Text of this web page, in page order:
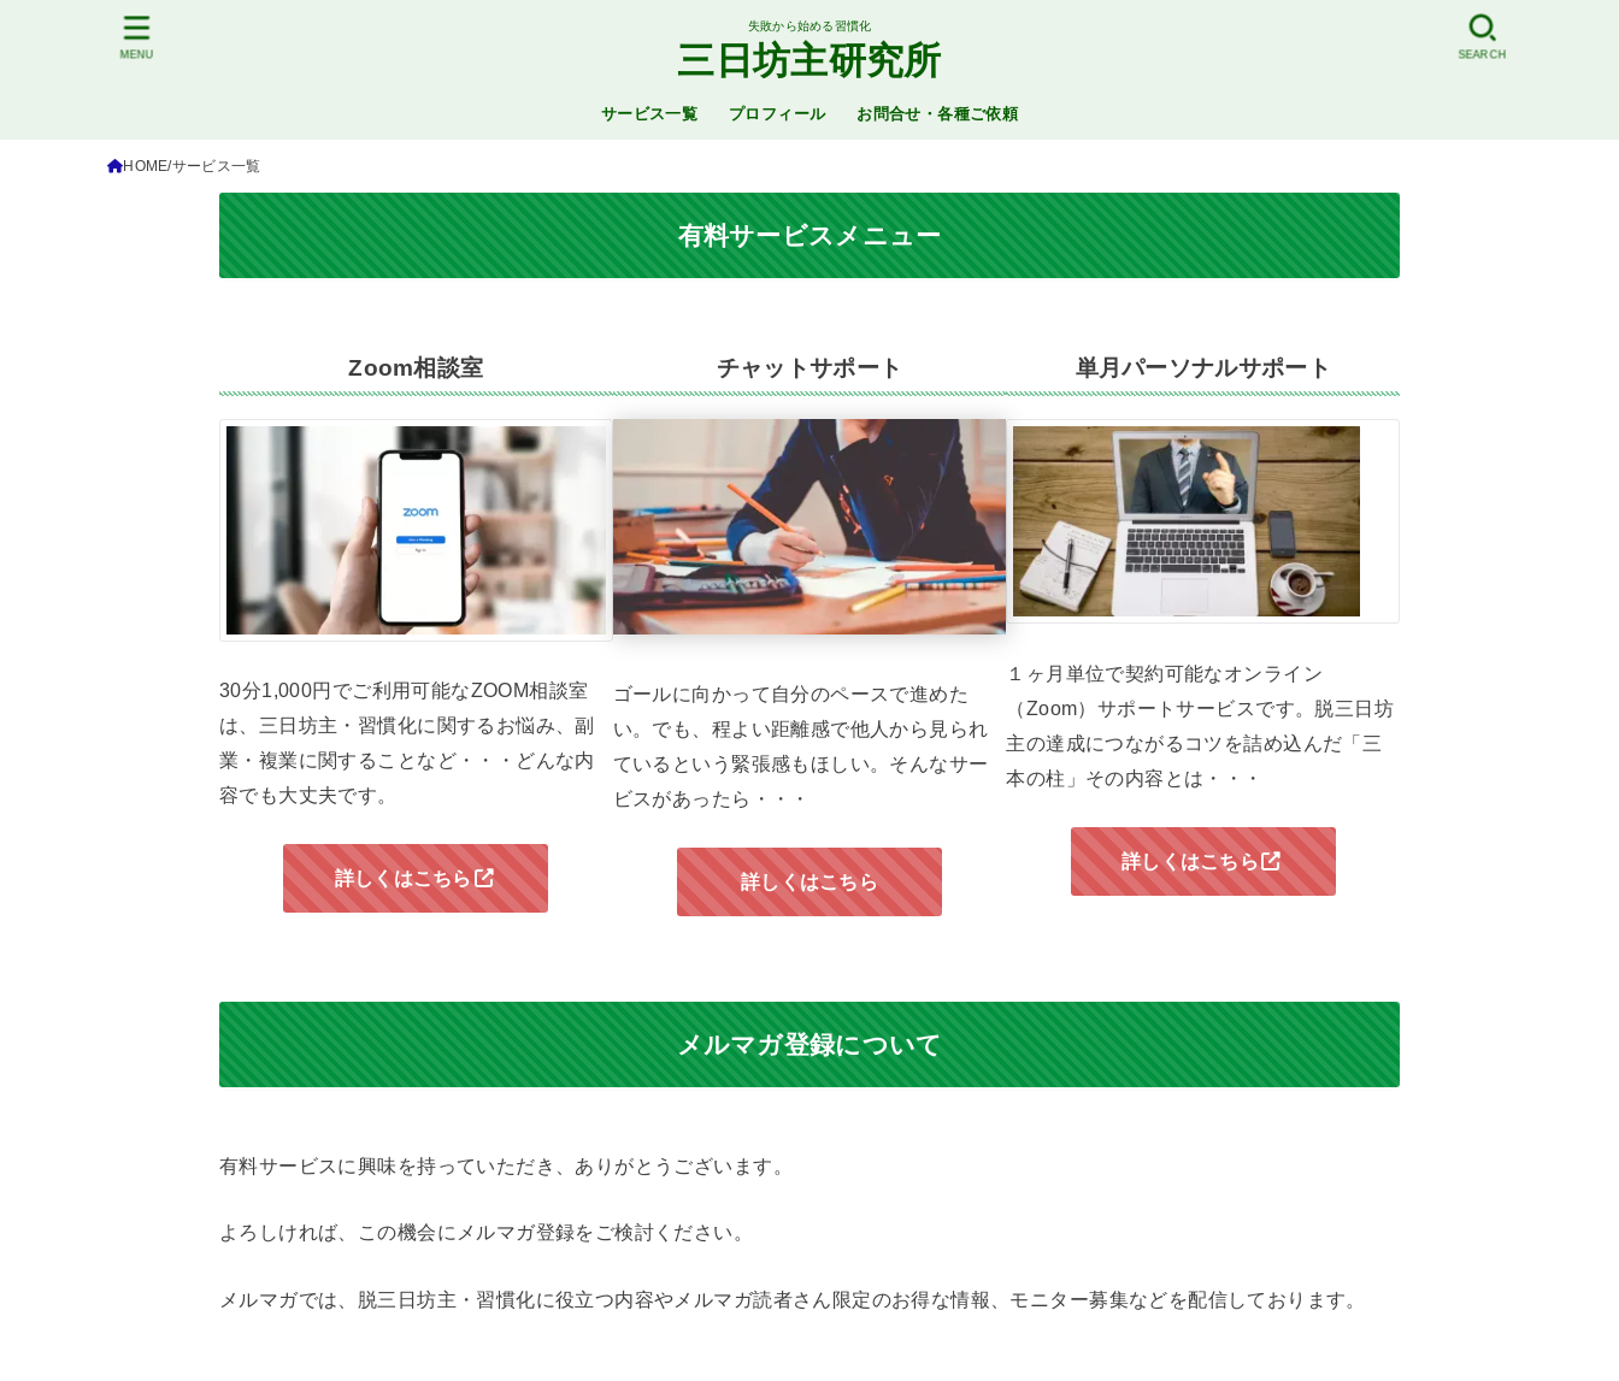
失敗から始める習慣化
三日坊主研究所
サービス一覧 プロフィール お問合せ・各種ご依頼
SEARCH
MENU
HOME サービス一覧
有料サービスメニュー
Zoom相談室
30分1,000円でご利用可能なZOOM相談室
は、三日坊主・習慣化に関するお悩み、副
業・複業に関することなど・・・どんな内
容でも大丈夫です。
詳しくはこちら
チャットサポート
ゴールに向かって自分のペースで進めた
い。でも、程よい距離感で他人から見られ
ているという緊張感もほしい。そんなサー
ビスがあったら・・・
詳しくはこちら
単月パーソナルサポート
１ヶ月単位で契約可能なオンライン
（Zoom）サポートサービスです。脱三日坊
主の達成につながるコツを詰め込んだ「三
本の柱」その内容とは・・・
詳しくはこちら
メルマガ登録について
有料サービスに興味を持っていただき、ありがとうございます。
よろしければ、この機会にメルマガ登録をご検討ください。
メルマガでは、脱三日坊主・習慣化に役立つ内容やメルマガ読者さん限定のお得な情報、モニター募集などを配信しております。